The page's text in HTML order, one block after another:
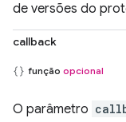
de versões do
callback
função opcional
O parâmetro